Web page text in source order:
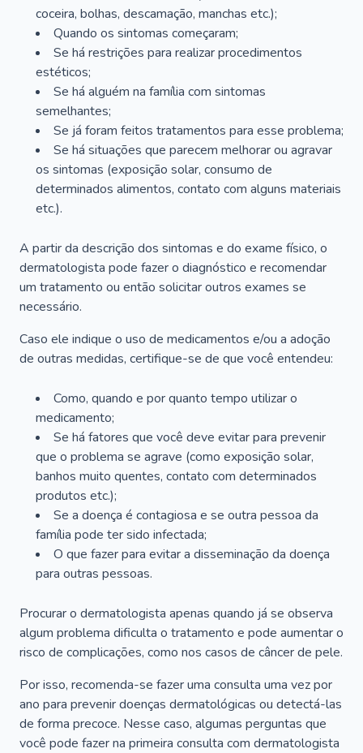
coceira, bolhas, descamação, manchas etc.);
Quando os sintomas começaram;
Se há restrições para realizar procedimentos
estéticos;
Se há alguém na família com sintomas
semelhantes;
Se já foram feitos tratamentos para esse problema;
Se há situações que parecem melhorar ou agravar
os sintomas (exposição solar, consumo de
determinados alimentos, contato com alguns materiais
etc.).
A partir da descrição dos sintomas e do exame físico, o
dermatologista pode fazer o diagnóstico e recomendar
um tratamento ou então solicitar outros exames se
necessário.
Caso ele indique o uso de medicamentos e/ou a adoção
de outras medidas, certifique-se de que você entendeu:
Como, quando e por quanto tempo utilizar o
medicamento;
Se há fatores que você deve evitar para prevenir
que o problema se agrave (como exposição solar,
banhos muito quentes, contato com determinados
produtos etc.);
Se a doença é contagiosa e se outra pessoa da
família pode ter sido infectada;
O que fazer para evitar a disseminação da doença
para outras pessoas.
Procurar o dermatologista apenas quando já se observa
algum problema dificulta o tratamento e pode aumentar o
risco de complicações, como nos casos de câncer de pele.
Por isso, recomenda-se fazer uma consulta uma vez por
ano para prevenir doenças dermatológicas ou detectá-las
de forma precoce. Nesse caso, algumas perguntas que
você pode fazer na primeira consulta com dermatologista